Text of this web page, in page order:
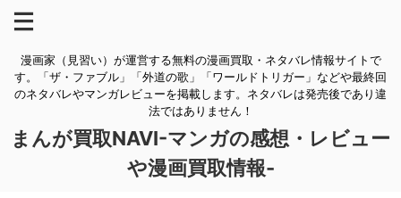
漫画家（見習い）が運営する無料の漫画買取・ネタバレ情報サイトで
す。「ザ・ファブル」「外道の歌」「ワールドトリガー」などや最終回
のネタバレやマンガレビューを掲載します。ネタバレは発売後であり違
法ではありません！
まんが買取NAVI-マンガの感想・レビュー
や漫画買取情報-